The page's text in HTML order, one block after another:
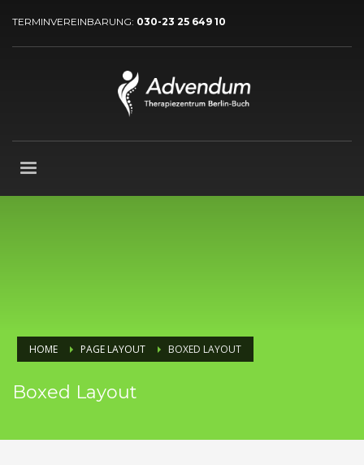
TERMINVEREINBARUNG: 030-23 25 649 10
HOME PAGE LAYOUT BOXED LAYOUT
Boxed Layout